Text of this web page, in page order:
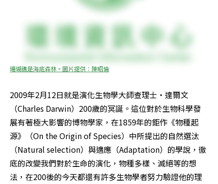
珊瑚礁是海底森林。圖片提供：陳昭倫
2009年2月12日就是演化生物學大師查理士‧達爾文
（Charles Darwin）200歲的冥誕。這位對於生物科學發
展有著極大影響的博物學家，在1859年的鉅作《物種起
源》（On the Origin of Species）中所提出的自然選汰
（Natural selection）與適應（Adaptation）的學說，徹
底的改變我們對於生命的演化，物種多樣、滅絕等的想
法，在200後的今天都還有許多生物學者努力驗證他的理